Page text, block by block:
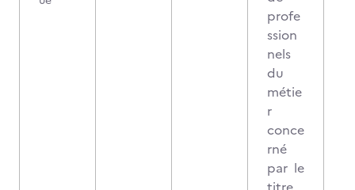
profe
ssion
nels
du
métie
r
conce
rné
par le